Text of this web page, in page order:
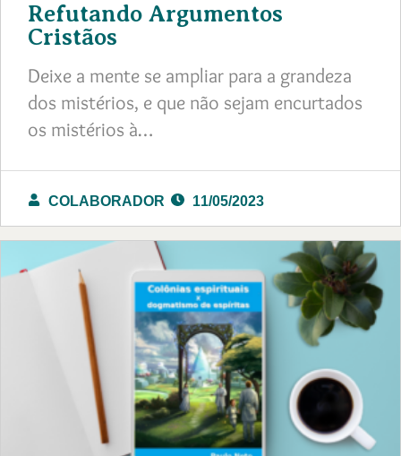
Refutando Argumentos
Cristãos
Deixe a mente se ampliar para a grandeza
dos mistérios, e que não sejam encurtados
os mistérios à…
COLABORADOR 11/05/2023